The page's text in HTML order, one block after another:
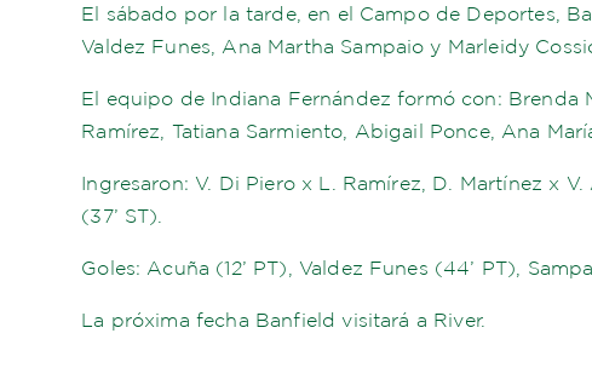
El sábado por la tarde, en el Campo de Deportes,
Valdez Funes, Ana Martha Sampaio y Marleidy
El equipo de Indiana Fernández formó con: Brenda
Ramírez, Tatiana Sarmiento, Abigail Ponce, Ana
Ingresaron: V. Di Piero x L. Ramírez, D. Martínez x V.
(37’ ST).
Goles: Acuña (12’ PT), Valdez Funes (44’ PT),
La próxima fecha Banfield visitará a River.